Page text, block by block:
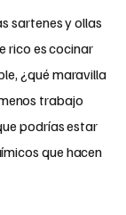
sartenes y ollas
rico es cocinar
¿qué maravilla
trabajo
podrías estar
que hacen